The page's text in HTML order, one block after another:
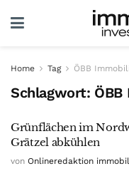
Home Tag ÖBB
Schlagwort:
Grünflächen im
Grätzel abkühlen
von Onlineredaktion